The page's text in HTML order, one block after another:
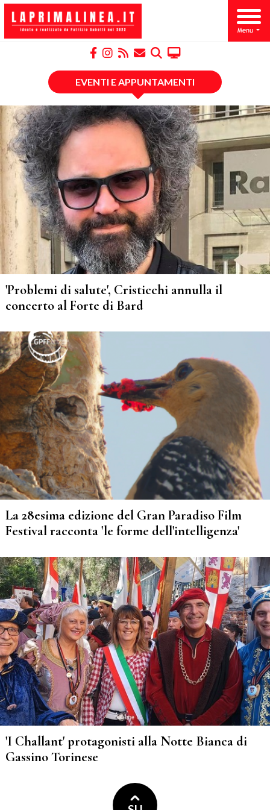
EVENTI E APPUNTAMENTI
'Problemi di salute', Cristicchi annulla il
concerto al Forte di Bard
La 28esima edizione del Gran Paradiso Film
Festival racconta 'le forme dell'intelligenza'
'I Challant' protagonisti alla Notte Bianca di
Gassino Torinese